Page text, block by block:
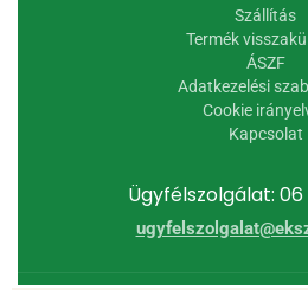
Ügyfélszolgálat: 06
Szállítás
Termék
ÁSZF
Adatkezelési
Cookie
Kapcsolat